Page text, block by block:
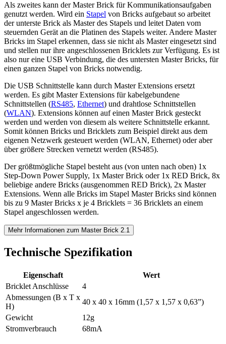
Als zweites kann der Master Brick für Kommunikationsaufgaben
genutzt werden. Wird ein Stapel von Bricks aufgebaut so arbeitet
der unterste Brick als Master des Stapels und leitet Daten vom
steuernden Gerät an die Platinen des Stapels weiter. Andere Master
Bricks im Stapel erkennen, dass sie nicht als Master eingesetzt sind
und stellen nur ihre angeschlossenen Bricklets zur Verfügung. Es ist
also nur eine USB Verbindung, die des untersten Master Bricks, für
einen ganzen Stapel von Bricks notwendig.
Die USB Schnittstelle kann durch Master Extensions ersetzt
werden. Es gibt Master Extensions für kabelgebundene
Schnittstellen (RS485, Ethernet) und drahtlose Schnittstellen
(WLAN). Extensions können auf einen Master Brick gesteckt
werden und werden von diesem als weitere Schnittstelle erkannt.
Somit können Bricks und Bricklets zum Beispiel direkt aus dem
eigenen Netzwerk gesteuert werden (WLAN, Ethernet) oder aber
über größere Strecken vernetzt werden (RS485).
Der größtmögliche Stapel besteht aus (von unten nach oben) 1x
Step-Down Power Supply, 1x Master Brick oder 1x RED Brick, 8x
beliebige andere Bricks (ausgenommen RED Brick), 2x Master
Extensions. Wenn alle Bricks im Stapel Master Bricks sind können
bis zu 9 Master Bricks x je 4 Bricklets = 36 Bricklets an einem
Stapel angeschlossen werden.
Mehr Informationen zum Master Brick 2.1
Technische Spezifikation
Eigenschaft
Wert
Bricklet Anschlüsse
4
Abmessungen (B x T x
H)
40 x 40 x 16mm (1,57 x 1,57 x 0,63”)
Gewicht
12g
Stromverbrauch
68mA